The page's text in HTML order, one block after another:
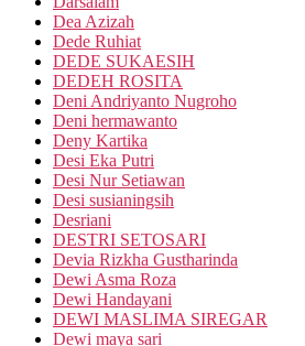
Dea Azizah
Dede Ruhiat
DEDE SUKAESIH
DEDEH ROSITA
Deni Andriyanto Nugroho
Deni hermawanto
Deny Kartika
Desi Eka Putri
Desi Nur Setiawan
Desi susianingsih
Desriani
DESTRI SETOSARI
Devia Rizkha Gustharinda
Dewi Asma Roza
Dewi Handayani
DEWI MASLIMA SIREGAR
Dewi maya sari